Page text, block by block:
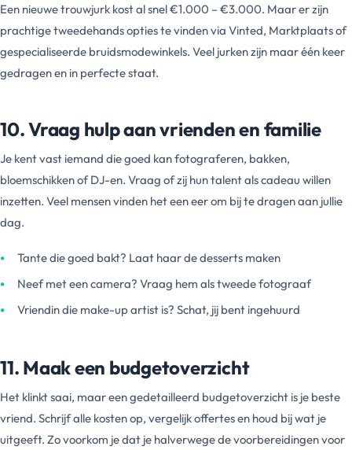
Een nieuwe trouwjurk kost al snel €1.000 – €3.000. Maar er zijn
prachtige tweedehands opties te vinden via Vinted, Marktplaats of
gespecialiseerde bruidsmodewinkels. Veel jurken zijn maar één keer
gedragen en in perfecte staat.
10. Vraag hulp aan vrienden en familie
Je kent vast iemand die goed kan fotograferen, bakken,
bloemschikken of DJ-en. Vraag of zij hun talent als cadeau willen
inzetten. Veel mensen vinden het een eer om bij te dragen aan jullie
dag.
Tante die goed bakt? Laat haar de desserts maken
Neef met een camera? Vraag hem als tweede fotograaf
Vriendin die make-up artist is? Schat, jij bent ingehuurd
11. Maak een budgetoverzicht
Het klinkt saai, maar een gedetailleerd budgetoverzicht is je beste
vriend. Schrijf alle kosten op, vergelijk offertes en houd bij wat je
uitgeeft. Zo voorkom je dat je halverwege de voorbereidingen voor